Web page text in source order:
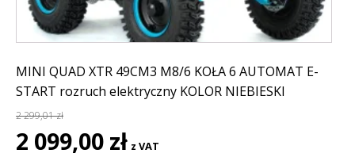
MINI QUAD XTR 49CM3 M8/6 KOŁA 6 AUTOMAT E-
START rozruch elektryczny KOLOR NIEBIESKI
2 299,01zł
Pierwotna
cena
2 099,00 zł cena
z VAT